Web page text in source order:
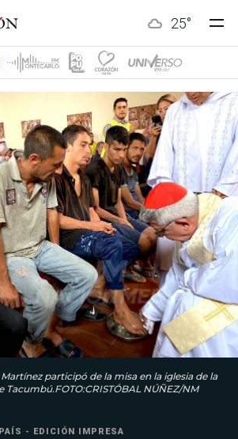
25°
participó de la misa en la iglesia de la
Tacumbú.FOTO:CRISTÓBAL NÚÑEZ/NM
PAÍS - EDICIÓN IMPRESA